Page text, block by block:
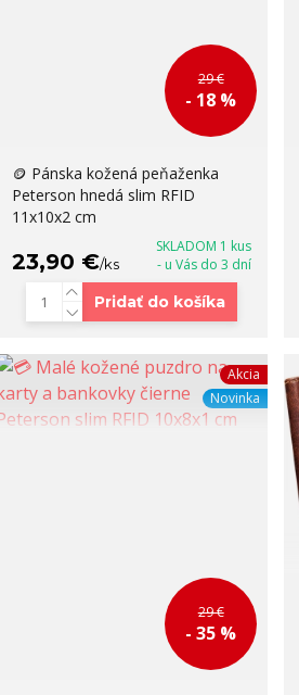
29 €
- 18 %
🪙 Pánska kožená peňaženka
Peterson hnedá slim RFID
11x10x2 cm
23,90 €/ks
SKLADOM 1 kus
- u Vás do 3 dní
Pridať do košíka
Akcia
Novinka
29 €
- 35 %